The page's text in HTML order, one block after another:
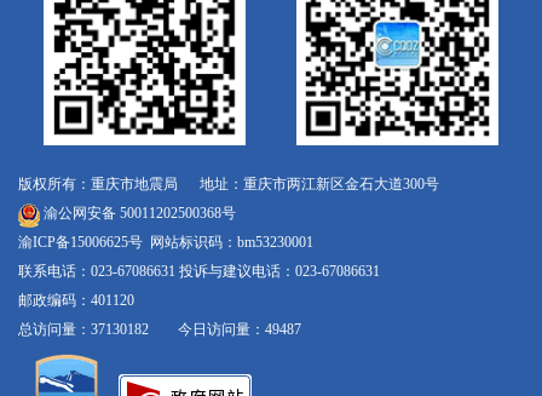
版权所有：重庆市地震局 地址：重庆市两江新区金石大道300号
渝公网安备 50011202500368号
渝ICP备15006625号 网站标识码：bm53230001
联系电话：023-67086631 投诉与建议电话：023-67086631
邮政编码：401120
总访问量：37130182 今日访问量：49487